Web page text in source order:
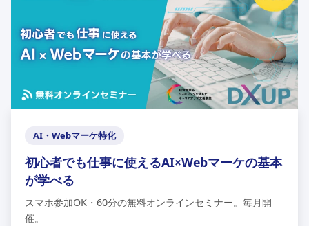
AI・Webマーケ特化
初心者でも仕事に使えるAI×Webマーケの基本
が学べる
スマホ参加OK・60分の無料オンラインセミナー。毎月開
催。